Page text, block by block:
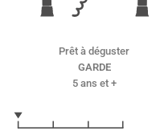
Prêt à déguster
GARDE
5 ans et +